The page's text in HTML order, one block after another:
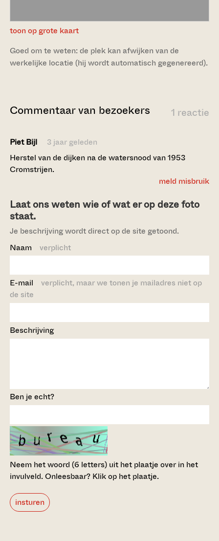
toon op grote kaart
Goed om te weten: de plek kan afwijken van de
werkelijke locatie (hij wordt automatisch gegenereerd).
1 reactie
Commentaar van bezoekers
Piet Bijl
3 jaar geleden
Herstel van de dijken na de watersnood van 1953
Cromstrijen.
meld misbruik
Laat ons weten wie of wat er op deze foto
staat.
Je beschrijving wordt direct op de site getoond.
Naam verplicht
E-mail verplicht, maar we tonen je mailadres niet op
de site
Beschrijving
Ben je echt?
Neem het woord (6 letters) uit het plaatje over in het
invulveld.Onleesbaar? Klik op het plaatje.
insturen